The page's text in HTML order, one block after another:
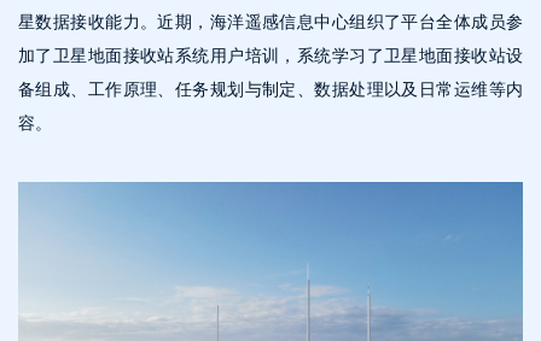
星数据接收能力。近期，海洋遥感信息中心组织了平台全体成员参
加了卫星地面接收站系统用户培训，系统学习了卫星地面接收站设
备组成、工作原理、任务规划与制定、数据处理以及日常运维等内
容。